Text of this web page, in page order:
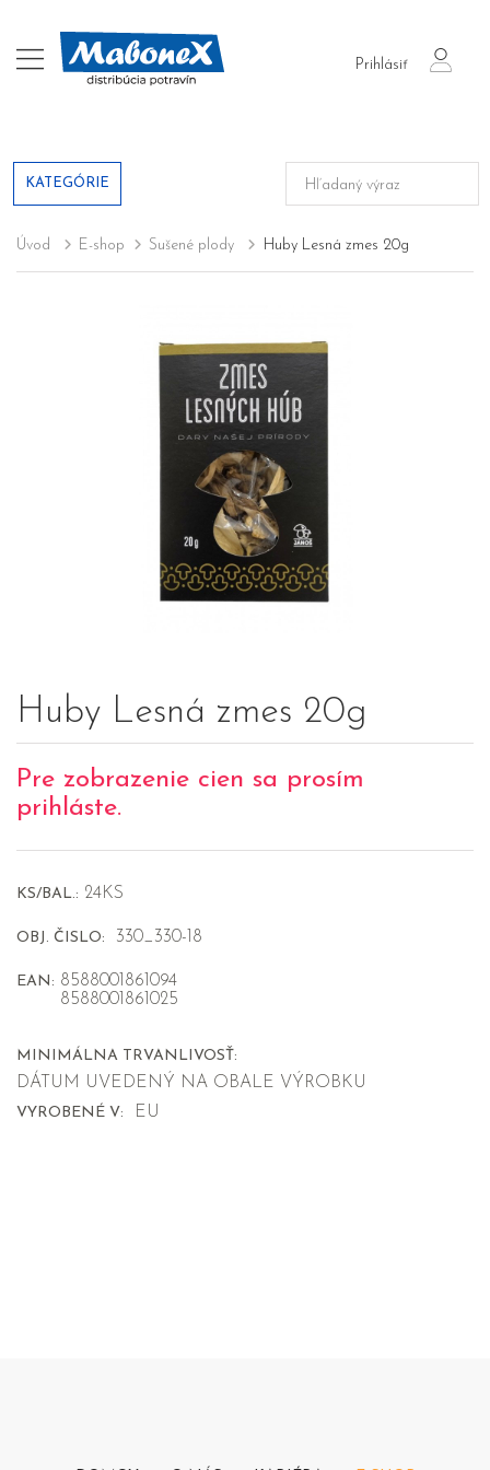
Prihlásiť
login
KATEGÓRIE
Úvod E-shop Sušené plody Huby Lesná zmes 20g
Huby Lesná zmes 20g
Pre zobrazenie cien sa prosím
prihláste.
KS/BAL.: 24KS
OBJ. ČISLO: 330_330-18
EAN: 8588001861094
8588001861025
MINIMÁLNA TRVANLIVOSŤ:
DÁTUM UVEDENÝ NA OBALE VÝROBKU
VYROBENÉ V: EU